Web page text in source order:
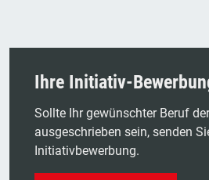
Ihre Initiativ-
Sollte Ihr gewünschter Beruf
ausgeschrieben sein, senden
Initiativbewerbung.